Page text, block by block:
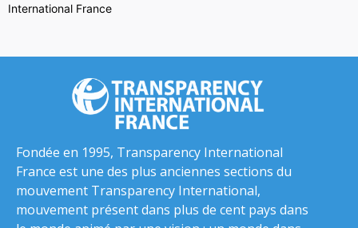
International France
Fondée en 1995, Transparency International
France est une des plus anciennes sections du
mouvement Transparency International,
mouvement présent dans plus de cent pays dans